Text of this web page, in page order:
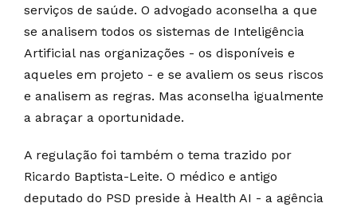
serviços de saúde. O advogado aconselha a que
se analisem todos os sistemas de Inteligência
Artificial nas organizações - os disponíveis e
aqueles em projeto - e se avaliem os seus riscos
e analisem as regras. Mas aconselha igualmente
a abraçar a oportunidade.
A regulação foi também o tema trazido por
Ricardo Baptista-Leite. O médico e antigo
deputado do PSD preside à Health AI - a agência